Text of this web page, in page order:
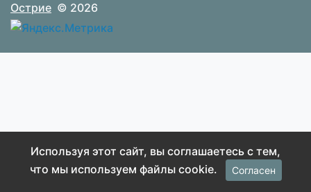
Острие © 2026
Используя этот сайт, вы соглашаетесь с тем,
что мы используем файлы cookie.
Согласен